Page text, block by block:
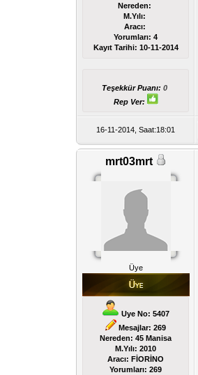
Nereden:
M.Yılı:
Aracı:
Yorumları:4
Kayıt Tarihi: 10-11-2014
Teşekkür Puanı:0
Rep Ver:
16-11-2014, Saat:18:01
mrt03mrt
Üye
Uye No: 5407
Mesajlar: 269
Nereden: 45 Manisa
M.Yılı: 2010
Aracı: FİORİNO
Yorumları:269